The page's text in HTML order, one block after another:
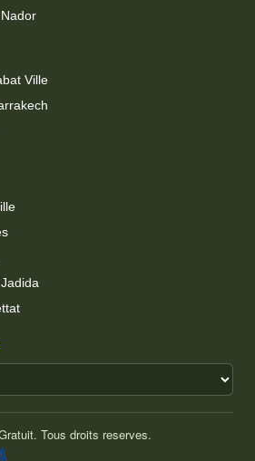
Ville
Tous droits reserves.